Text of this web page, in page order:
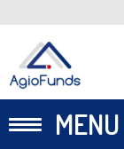
MENU